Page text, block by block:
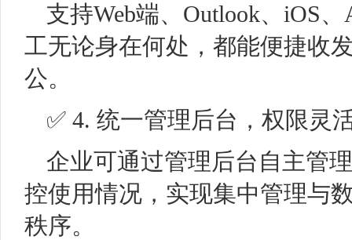
支持Web端、Outlook、iOS
工无论身在何处，都能便捷收
公。
✅ 4. 统一管理后台，权限灵
企业可通过管理后台自主管理
控使用情况，实现集中管理与
秩序。